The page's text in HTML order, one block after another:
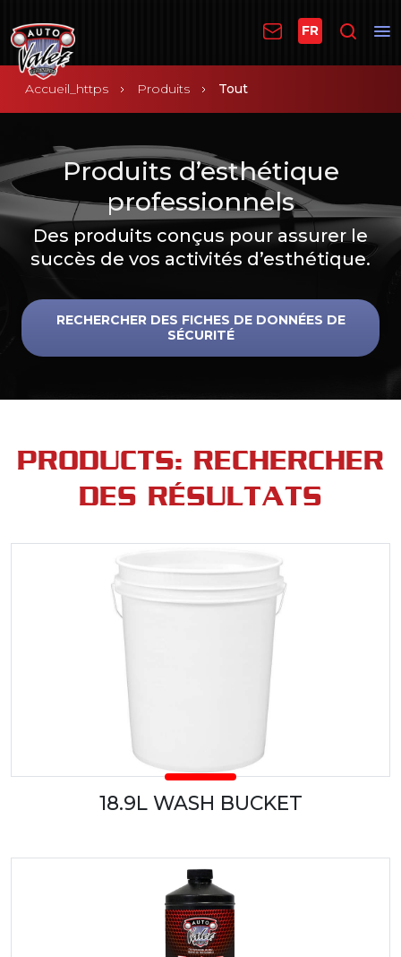
FR
Accueil_https Produits Tout
Produits d’esthétique
professionnels
Des produits conçus pour assurer le
succès de vos activités d’esthétique.
RECHERCHER DES FICHES DE DONNÉES DE
SÉCURITÉ
PRODUCTS: RECHERCHER
DES RÉSULTATS
18.9L WASH BUCKET